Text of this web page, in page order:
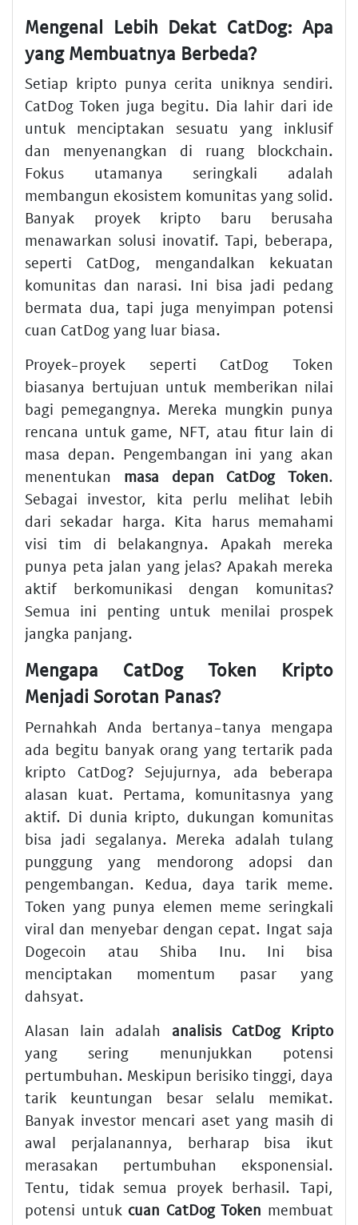
Mengenal Lebih Dekat CatDog: Apa
yang Membuatnya Berbeda?
Setiap kripto punya cerita uniknya sendiri.
CatDog Token juga begitu. Dia lahir dari ide
untuk menciptakan sesuatu yang inklusif
dan menyenangkan di ruang blockchain.
Fokus utamanya seringkali adalah
membangun ekosistem komunitas yang solid.
Banyak proyek kripto baru berusaha
menawarkan solusi inovatif. Tapi, beberapa,
seperti CatDog, mengandalkan kekuatan
komunitas dan narasi. Ini bisa jadi pedang
bermata dua, tapi juga menyimpan potensi
cuan CatDog yang luar biasa.
Proyek-proyek seperti CatDog Token
biasanya bertujuan untuk memberikan nilai
bagi pemegangnya. Mereka mungkin punya
rencana untuk game, NFT, atau fitur lain di
masa depan. Pengembangan ini yang akan
menentukan masa depan CatDog Token.
Sebagai investor, kita perlu melihat lebih
dari sekadar harga. Kita harus memahami
visi tim di belakangnya. Apakah mereka
punya peta jalan yang jelas? Apakah mereka
aktif berkomunikasi dengan komunitas?
Semua ini penting untuk menilai prospek
jangka panjang.
Mengapa CatDog Token Kripto
Menjadi Sorotan Panas?
Pernahkah Anda bertanya-tanya mengapa
ada begitu banyak orang yang tertarik pada
kripto CatDog? Sejujurnya, ada beberapa
alasan kuat. Pertama, komunitasnya yang
aktif. Di dunia kripto, dukungan komunitas
bisa jadi segalanya. Mereka adalah tulang
punggung yang mendorong adopsi dan
pengembangan. Kedua, daya tarik meme.
Token yang punya elemen meme seringkali
viral dan menyebar dengan cepat. Ingat saja
Dogecoin atau Shiba Inu. Ini bisa
menciptakan momentum pasar yang
dahsyat.
Alasan lain adalah analisis CatDog Kripto
yang sering menunjukkan potensi
pertumbuhan. Meskipun berisiko tinggi, daya
tarik keuntungan besar selalu memikat.
Banyak investor mencari aset yang masih di
awal perjalanannya, berharap bisa ikut
merasakan pertumbuhan eksponensial.
Tentu, tidak semua proyek berhasil. Tapi,
potensi untuk cuan CatDog Token membuat